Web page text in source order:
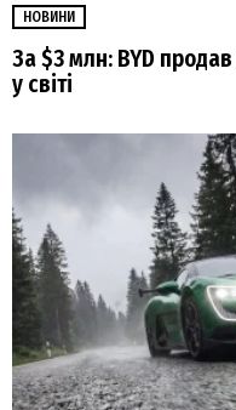
НОВИНИ
За $3 млн: BYD
у світі